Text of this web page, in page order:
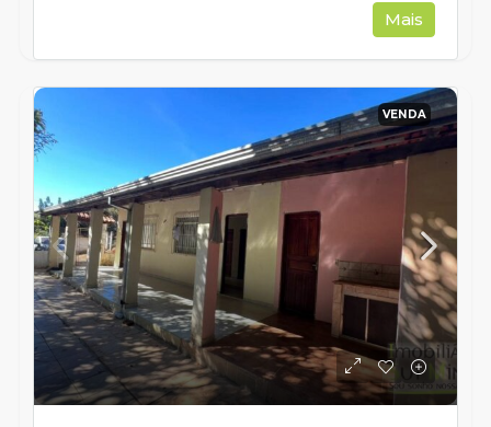
Mais
VENDA